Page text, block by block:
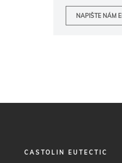
NAPIŠTE NÁM
CASTOLIN EUTECTIC